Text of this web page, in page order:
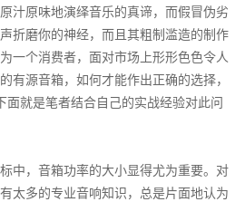
汁原味地演绎音乐的真谛，而假冒伪劣
折磨你的神经，而且其粗制滥造的制作
一个消费者，面对市场上形形色色令人
有源音箱，如何才能作出正确的选择，
面就是笔者结合自己的实战经验对此问
中，音箱功率的大小显得尤为重要。对
太多的专业音响知识，总是片面地认为